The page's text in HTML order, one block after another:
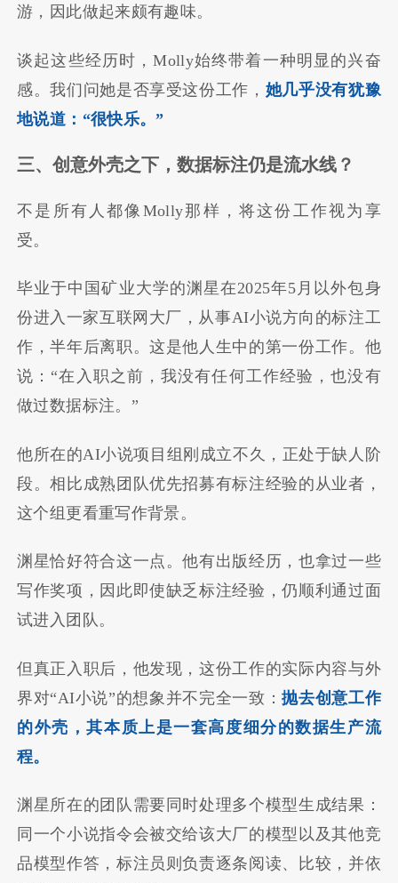
游，因此做起来颇有趣味。
谈起这些经历时，Molly始终带着一种明显的兴奋
感。我们问她是否享受这份工作， 她几乎没有犹豫
地说道：“很快乐。”
三、创意外壳之下，数据标注仍是流水线？
不是所有人都像Molly那样，将这份工作视为享
受。
毕业于中国矿业大学的渊星在2025年5月以外包身
份进入一家互联网大厂，从事AI小说方向的标注工
作，半年后离职。这是他人生中的第一份工作。他
说：“在入职之前，我没有任何工作经验，也没有
做过数据标注。”
他所在的AI小说项目组刚成立不久，正处于缺人阶
段。相比成熟团队优先招募有标注经验的从业者，
这个组更看重写作背景。
渊星恰好符合这一点。他有出版经历，也拿过一些
写作奖项，因此即使缺乏标注经验，仍顺利通过面
试进入团队。
但真正入职后，他发现，这份工作的实际内容与外
界对“AI小说”的想象并不完全一致：抛去创意工作
的外壳，其本质上是一套高度细分的数据生产流
程。
渊星所在的团队需要同时处理多个模型生成结果：
同一个小说指令会被交给该大厂的模型以及其他竞
品模型作答，标注员则负责逐条阅读、比较，并依